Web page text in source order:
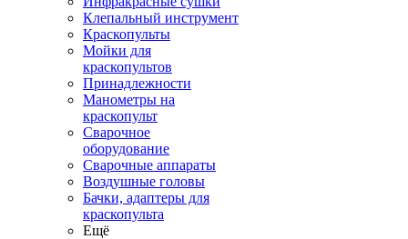
Клепальный инструмент
Краскопульты
Мойки для
краскопультов
Принадлежности
Манометры на
краскопульт
Сварочное
оборудование
Сварочные аппараты
Воздушные головы
Бачки, адаптеры для
краскопульта
Ещё